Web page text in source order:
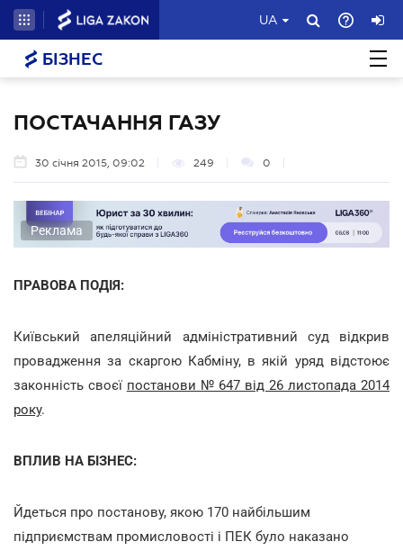
UA
БІЗНЕС
ПОСТАЧАННЯ ГАЗУ
30 січня 2015, 09:02 249 0
Реклама
ПРАВОВА ПОДІЯ:
Київський апеляційний адміністративний суд відкрив
провадження за скаргою Кабміну, в якій уряд відстоює
законність своєї постанови № 647 від 26 листопада 2014
року.
ВПЛИВ НА БІЗНЕС:
Йдеться про постанову, якою 170 найбільшим
підприємствам промисловості і ПЕК було наказано